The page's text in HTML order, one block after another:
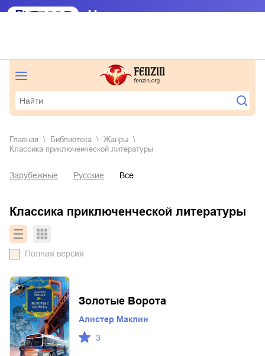
Главная Библиотека
Жанры
классика приключенческой литературы
Зарубежные Русские Все
классика приключенческой литературы
Полная версия
Золотые Ворота
Алистер Маклин
3